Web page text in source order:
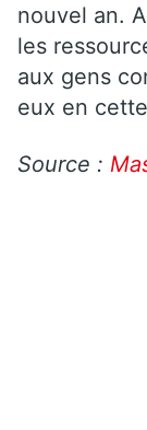
nouvel an.
les
aux gens
eux en
Source :